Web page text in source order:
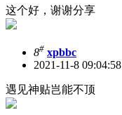
这个好，谢谢分享
8# xpbbc
2021-11-8 09:04:58
遇见神贴岂能不顶